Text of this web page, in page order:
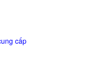
cấp